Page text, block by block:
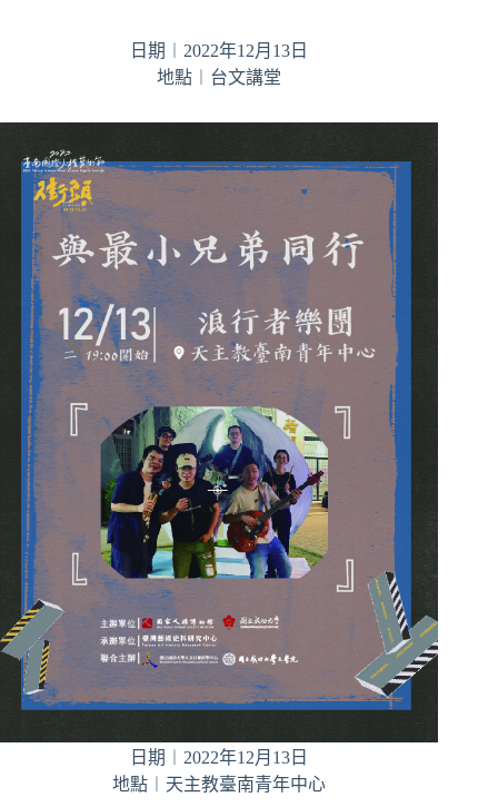
日期︱2022年12月13日
地點︱台文講堂
日期︱2022年12月13日
地點︱天主教臺南青年中心